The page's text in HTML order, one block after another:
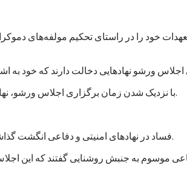
خود را در راستای تحکیم مولفه‌های
با نزدیک شدن زمان برگزاری اجلاس ورشو، نهادها و گروه‌های مختلف در پی اعمال فشار بر حکومت افغانستان برآمده‌اند تا به مسائل داخلی بیشتر توجه کند.
فساد در نهادهای امنیتی و دفاعی انگشت گذاشت و آن را خطر اصلی در افغانستان عنوان کرد. این سازمان از حکومت خواست که به این امر توجه جدی کند.
موسوم به جنبش روشنایی گفتند که این